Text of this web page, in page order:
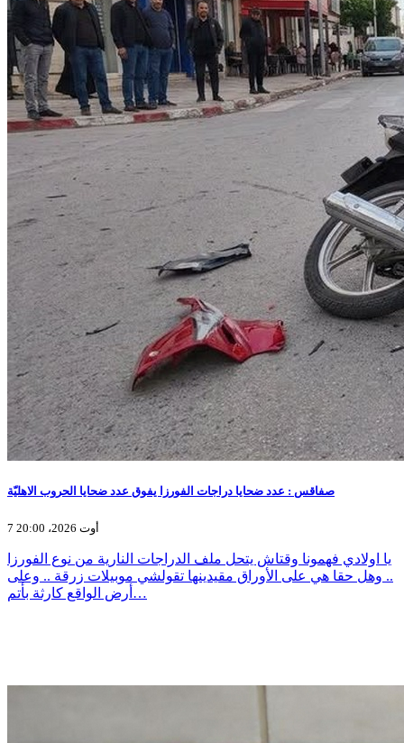
صفاقس : عدد ضحايا دراجات الفورزا يفوق عدد ضحايا الحروب الاهليّة
7 أوت 2026، 20:00
يا اولادي فهمونا وقتاش يتحل ملف الدراجات النارية من نوع الفورزا
.. وهل حقا هي على الأوراق مقيدينها تقولشي موبيلات زرقة .. وعلى
أرض الواقع كارثة بأتم…